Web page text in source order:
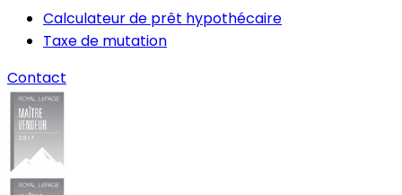
Calculateur de prêt hypothécaire
Taxe de mutation
Contact